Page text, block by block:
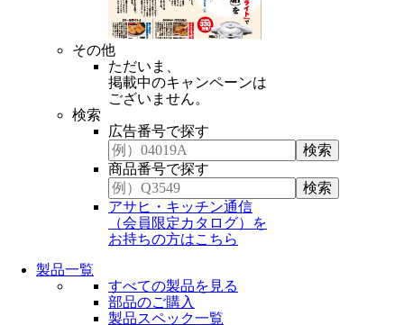
その他
ただいま、
掲載中のキャンペーンは
ございません。
検索
広告番号で探す
商品番号で探す
アサヒ・キッチン通信
（会員限定カタログ）を
お持ちの方はこちら
製品一覧
すべての製品を見る
部品のご購入
製品スペック一覧